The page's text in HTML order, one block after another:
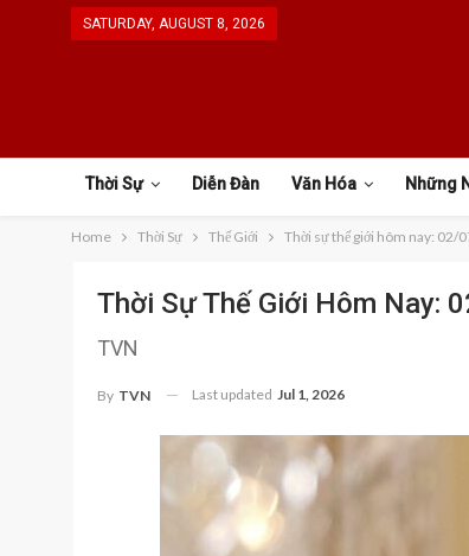
SATURDAY, AUGUST 8, 2026
Thời Sự Diễn Đàn Văn Hóa Những
Home Thời Sự Thế Giới Thời sự thế giới hôm nay: 02/
Thời Sự Thế Giới Hôm Nay:
TVN
By TVN Last updated Jul 1, 2026